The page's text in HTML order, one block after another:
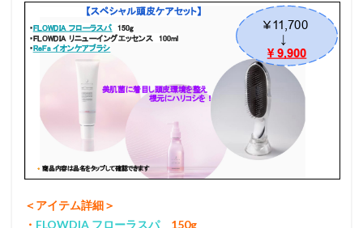
＜アイテム詳細＞
・ FLOWDIA フローラスパ150g